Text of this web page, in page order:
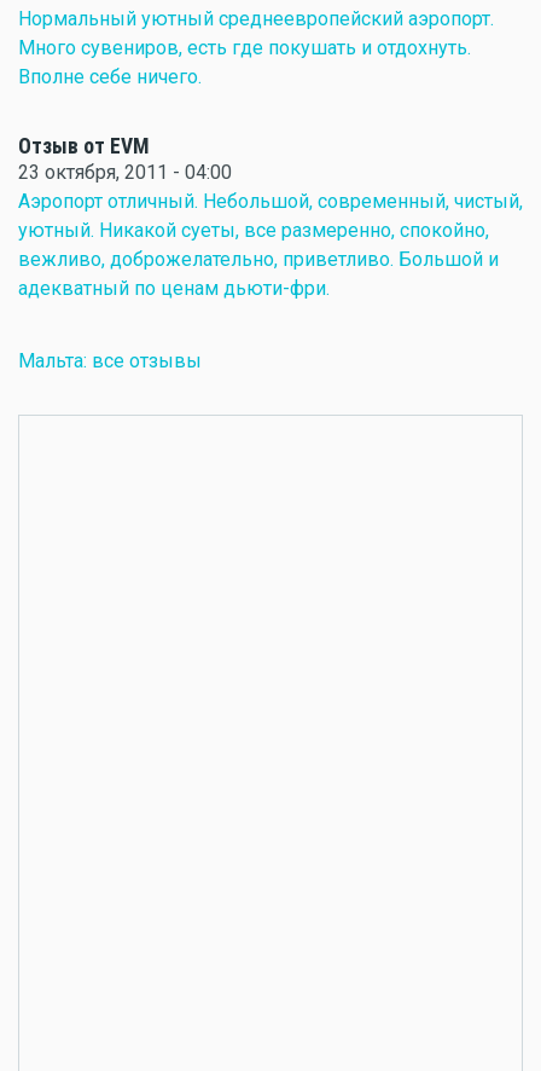
Нормальный уютный среднеевропейский аэропорт.
Много сувениров, есть где покушать и отдохнуть.
Вполне себе ничего.
Отзыв от EVM
23 октября, 2011 - 04:00
Аэропорт отличный. Небольшой, современный, чистый,
уютный. Никакой суеты, все размеренно, спокойно,
вежливо, доброжелательно, приветливо. Большой и
адекватный по ценам дьюти-фри.
Мальта: все отзывы